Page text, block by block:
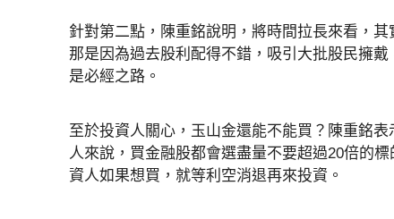
針對第二點，陳重銘說明，將時間拉長來看，
那是因為過去股利配得不錯，吸引大批股民擁
是必經之路。
至於投資人關心，玉山金還能不能買？陳重銘
人來說，買金融股都會選盡量不要超過20倍的
資人如果想買，就等利空消退再來投資。